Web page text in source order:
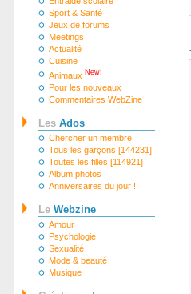
Sport & Santé
Jeux de forums
Meetings
Actualité
Cuisine
Animaux New!
Pour les nouveaux
Commentaires WebZine
Les Ados
Chercher un membre
Tous les garçons [144231]
Toutes les filles [114921]
Album photos
Anniversaires du jour !
Le Webzine
Amour
Psychologie
Sexualité
Mode & beauté
Musique